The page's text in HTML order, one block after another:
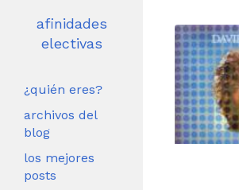
afinidades
electivas
¿quién eres?
archivos del
blog
los mejores
posts